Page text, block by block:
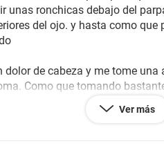
unas ronchicas debajo del
del ojo. y hasta como que
dolor de cabeza y me tome
Como que tomando
ya que he tomado
ahora
Ver más